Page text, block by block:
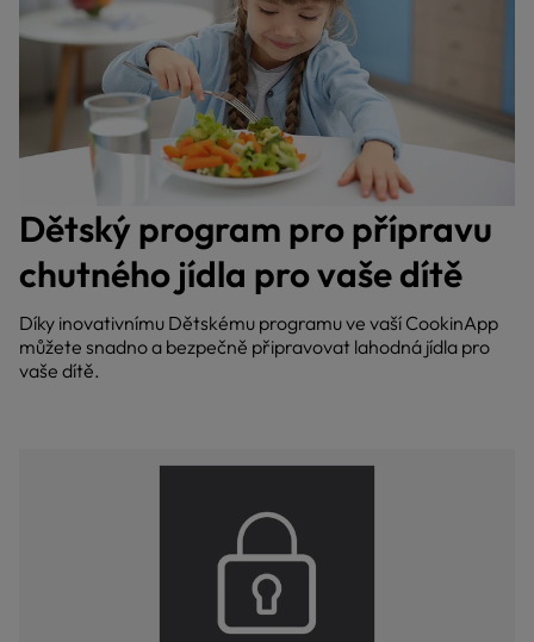
Dětský program pro přípravu
chutného jídla pro vaše dítě
Díky inovativnímu Dětskému programu ve vaší CookinApp
můžete snadno a bezpečně připravovat lahodná jídla pro
vaše dítě.